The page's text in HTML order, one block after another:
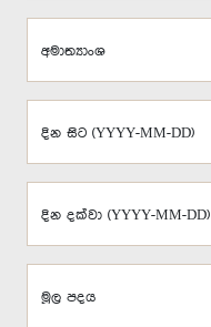
අමාත්‍යාංශ
දින සිට (YYYY-MM-DD)
දින දක්වා (YYYY-MM-DD)
මූල පදය